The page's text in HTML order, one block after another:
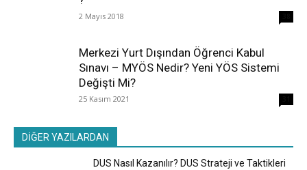
2 Mayıs 2018
Merkezi Yurt Dışından Öğrenci Kabul
Sınavı – MYÖS Nedir? Yeni YÖS Sistemi
Değişti Mi?
25 Kasım 2021
DİĞER YAZILARDAN
DUS Nasıl Kazanılır? DUS Strateji ve Taktikleri